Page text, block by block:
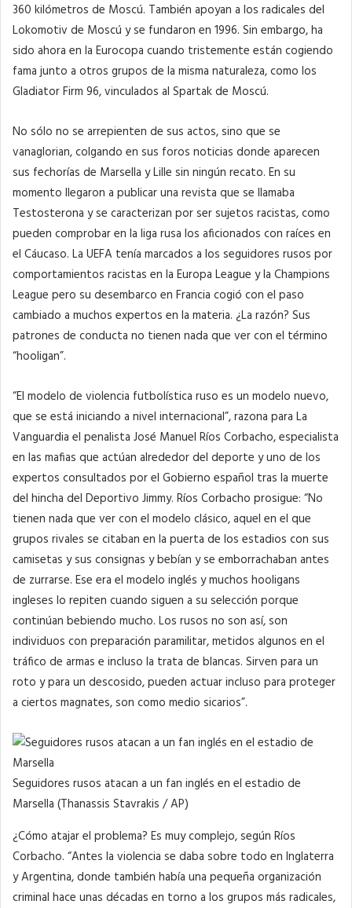
360 kilómetros de Moscú. También apoyan a los radicales del
Lokomotiv de Moscú y se fundaron en 1996. Sin embargo, ha
sido ahora en la Eurocopa cuando tristemente están cogiendo
fama junto a otros grupos de la misma naturaleza, como los
Gladiator Firm 96, vinculados al Spartak de Moscú.
No sólo no se arrepienten de sus actos, sino que se
vanaglorian, colgando en sus foros noticias donde aparecen
sus fechorías de Marsella y Lille sin ningún recato. En su
momento llegaron a publicar una revista que se llamaba
Testosterona y se caracterizan por ser sujetos racistas, como
pueden comprobar en la liga rusa los aficionados con raíces en
el Cáucaso. La UEFA tenía marcados a los seguidores rusos por
comportamientos racistas en la Europa League y la Champions
League pero su desembarco en Francia cogió con el paso
cambiado a muchos expertos en la materia. ¿La razón? Sus
patrones de conducta no tienen nada que ver con el término
“hooligan”.
“El modelo de violencia futbolística ruso es un modelo nuevo,
que se está iniciando a nivel internacional”, razona para La
Vanguardia el penalista José Manuel Ríos Corbacho, especialista
en las mafias que actúan alrededor del deporte y uno de los
expertos consultados por el Gobierno español tras la muerte
del hincha del Deportivo Jimmy. Ríos Corbacho prosigue: “No
tienen nada que ver con el modelo clásico, aquel en el que
grupos rivales se citaban en la puerta de los estadios con sus
camisetas y sus consignas y bebían y se emborrachaban antes
de zurrarse. Ese era el modelo inglés y muchos hooligans
ingleses lo repiten cuando siguen a su selección porque
continúan bebiendo mucho. Los rusos no son así, son
individuos con preparación paramilitar, metidos algunos en el
tráfico de armas e incluso la trata de blancas. Sirven para un
roto y para un descosido, pueden actuar incluso para proteger
a ciertos magnates, son como medio sicarios”.
Seguidores rusos atacan a un fan inglés en el estadio de
Marsella (Thanassis Stavrakis / AP)
¿Cómo atajar el problema? Es muy complejo, según Ríos
Corbacho. “Antes la violencia se daba sobre todo en Inglaterra
y Argentina, donde también había una pequeña organización
criminal hace unas décadas en torno a los grupos más radicales,